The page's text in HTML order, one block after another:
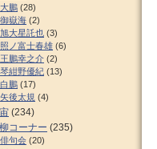
大鵬 (28)
御嶽海 (2)
旭大星託也 (3)
照ノ富士春雄 (6)
王鵬幸之介 (2)
琴紺野優紀 (13)
白鵬 (17)
矢後太規 (4)
(234)
コーナー (235)
俳句会 (20)